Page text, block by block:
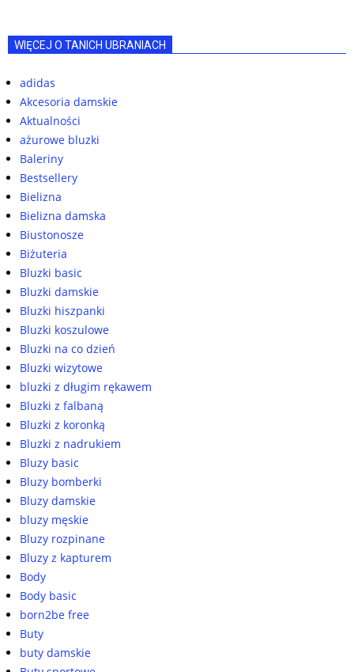
WIĘCEJ O TANICH UBRANIACH
adidas
Akcesoria damskie
Aktualności
ażurowe bluzki
Baleriny
Bestsellery
Bielizna
Bielizna damska
Biustonosze
Biżuteria
Bluzki basic
Bluzki damskie
Bluzki hiszpanki
Bluzki koszulowe
Bluzki na co dzień
Bluzki wizytowe
bluzki z długim rękawem
Bluzki z falbaną
Bluzki z koronką
Bluzki z nadrukiem
Bluzy basic
Bluzy bomberki
Bluzy damskie
bluzy męskie
Bluzy rozpinane
Bluzy z kapturem
Body
Body basic
born2be free
Buty
buty damskie